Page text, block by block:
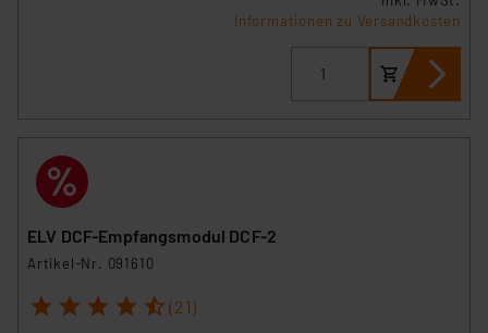
Informationen zu Versandkosten
ELV DCF-Empfangsmodul DCF-2
Artikel-Nr. 091610
1 2 3 4 5 (21)